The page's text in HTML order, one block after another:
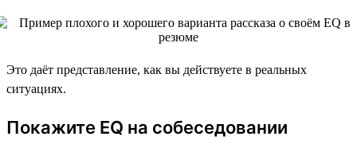
Это даёт представление, как вы действуете в реальных
ситуациях.
Покажите EQ на собеседовании